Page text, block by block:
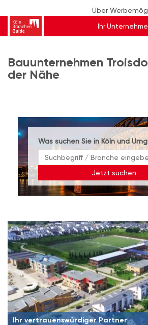
Über
Ihr
Bauunternehmen
der Nähe
Was suchen Sie in Köln und
Jetzt suchen
Ihr vertrauenswürdiger Partner